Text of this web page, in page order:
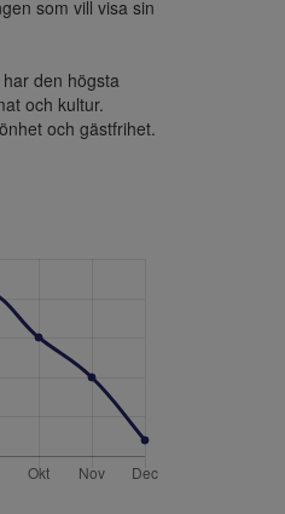
som vill visa sin
den högsta
och kultur.
och gästfrihet.